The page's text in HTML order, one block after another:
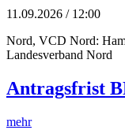
11.09.2026 / 12:00
Nord, VCD Nord:
Landesverband Nord
Antragsfrist
mehr